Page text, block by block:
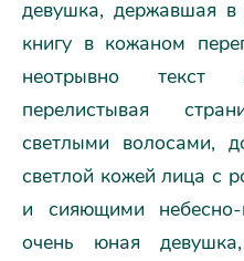
девушка, державшая
книгу в кожаном
неотрывно
перелистывая
светлыми волосами,
светлой кожей лица с
и сияющими
очень юная